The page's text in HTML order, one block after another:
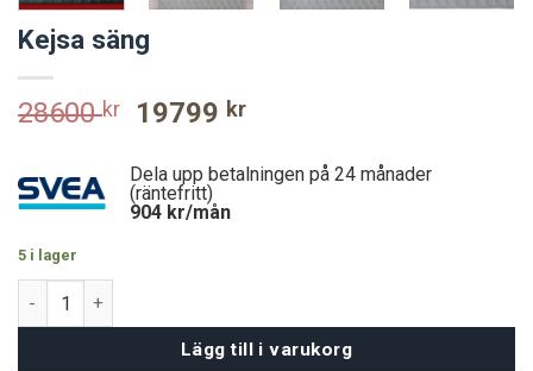
Kejsa säng
28600kr
Original
was:
28600 kr.
19799 krCurrent
is:
Dela upp betalningen på 24 månader
(räntefritt)
904 kr/mån
5 i lager
Kejsa säng mängd
Lägg till i varukorg